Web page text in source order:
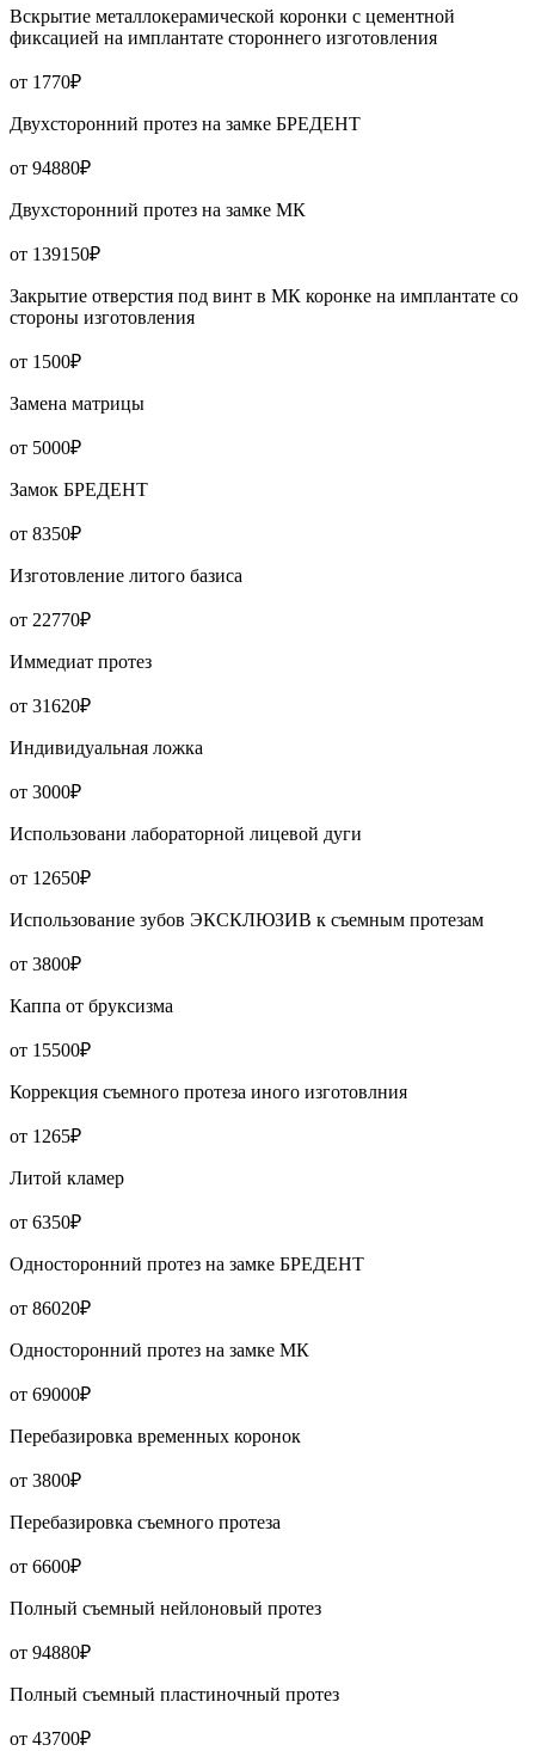
Вскрытие металлокерамической коронки с цементной
фиксацией на имплантате стороннего изготовления
от 1770₽
Двухсторонний протез на замке БРЕДЕНТ
от 94880₽
Двухсторонний протез на замке МК
от 139150₽
Закрытие отверстия под винт в МК коронке на имплантате со
стороны изготовления
от 1500₽
Замена матрицы
от 5000₽
Замок БРЕДЕНТ
от 8350₽
Изготовление литого базиса
от 22770₽
Иммедиат протез
от 31620₽
Индивидуальная ложка
от 3000₽
Использовани лабораторной лицевой дуги
от 12650₽
Использование зубов ЭКСКЛЮЗИВ к съемным протезам
от 3800₽
Каппа от бруксизма
от 15500₽
Коррекция съемного протеза иного изготовлния
от 1265₽
Литой кламер
от 6350₽
Односторонний протез на замке БРЕДЕНТ
от 86020₽
Односторонний протез на замке МК
от 69000₽
Перебазировка временных коронок
от 3800₽
Перебазировка съемного протеза
от 6600₽
Полный съемный нейлоновый протез
от 94880₽
Полный съемный пластиночный протез
от 43700₽